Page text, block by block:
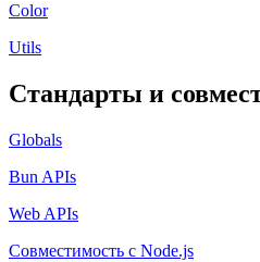
Color
Utils
Стандарты и
Globals
Bun APIs
Web APIs
Совместимость с Node.js